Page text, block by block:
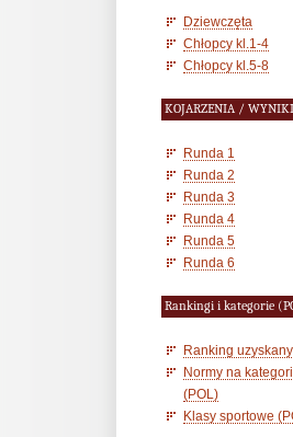
Dziewczęta
Chłopcy kl.1-4
Chłopcy kl.5-8
KOJARZENIA / WYNIKI
Runda 1
Runda 2
Runda 3
Runda 4
Runda 5
Runda 6
Rankingi i kategorie
Ranking
Normy na
(POL)
Klasy sportowe